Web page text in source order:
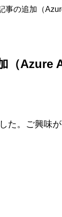
事の追加（
（Azure
た。ご興味